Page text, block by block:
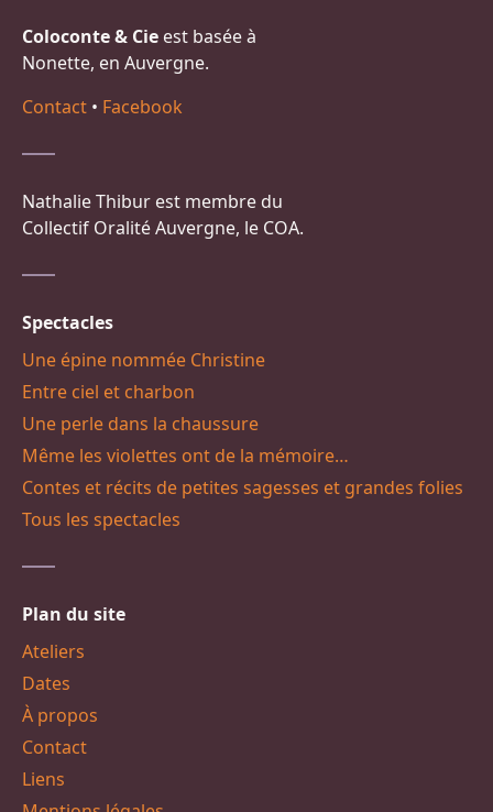
Coloconte & Cie est basée à
Nonette, en Auvergne.
Contact • Facebook
Nathalie Thibur est membre du
Collectif Oralité Auvergne, le COA.
Spectacles
Une épine nommée Christine
Entre ciel et charbon
Une perle dans la chaussure
Même les violettes ont de la mémoire…
Contes et récits de petites sagesses et grandes folies
Tous les spectacles
Plan du site
Ateliers
Dates
À propos
Contact
Liens